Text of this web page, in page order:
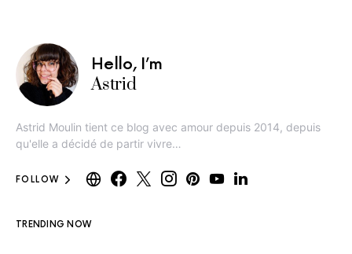
Hello, I’m
Astrid
Astrid Moulin tient ce blog avec amour depuis 2014, depuis
qu'elle a décidé de partir vivre…
FOLLOW
TRENDING NOW